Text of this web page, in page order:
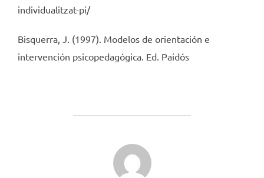
individualitzat-pi/
Bisquerra, J. (1997). Modelos de orientación e
intervención psicopedagógica. Ed. Paidós
POST AUTHOR